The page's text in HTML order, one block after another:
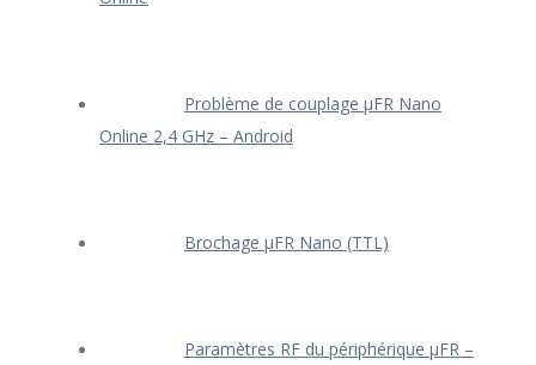
Problème de couplage μFR Nano
Online 2,4 GHz – Android
Brochage μFR Nano (TTL)
Paramètres RF du périphérique μFR –